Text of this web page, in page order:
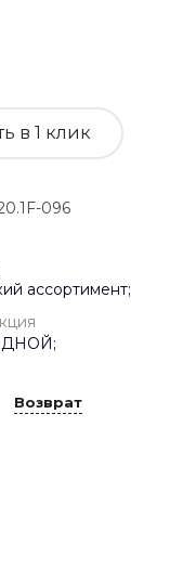
в 1 клик
096
ассортимент;
Возврат
и с
погоду, а